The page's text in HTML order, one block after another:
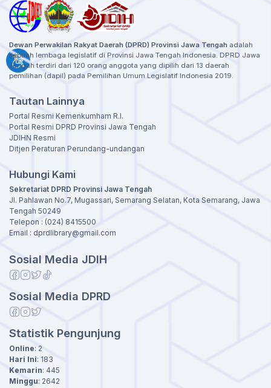
Dewan Perwakilan Rakyat Daerah (DPRD) Provinsi Jawa Tengah adalah
sebuah lembaga legislatif di Provinsi Jawa Tengah Indonesia. DPRD Jawa
Tengah terdiri dari 120 orang anggota yang dipilih dari 13 daerah
pemilihan (dapil) pada Pemilihan Umum Legislatif Indonesia 2019.
Tautan Lainnya
Portal Resmi Kemenkumham R.I.
Portal Resmi DPRD Provinsi Jawa Tengah
JDIHN Resmi
Ditjen Peraturan Perundang-undangan
Hubungi Kami
Sekretariat DPRD Provinsi Jawa Tengah
Jl. Pahlawan No.7, Mugassari, Semarang Selatan, Kota Semarang, Jawa
Tengah 50249
Telepon : (024) 8415500
Email : dprdlibrary@gmail.com
Sosial Media JDIH
Sosial Media DPRD
Statistik Pengunjung
Online: 2
Hari Ini: 183
Kemarin: 445
Minggu: 2642